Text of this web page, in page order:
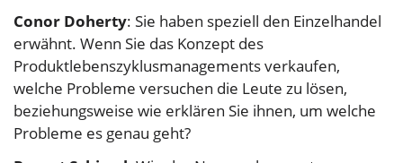
Conor Doherty: Sie haben speziell den Einzelhandel
erwähnt. Wenn Sie das Konzept des
Produktlebenszyklusmanagements verkaufen,
welche Probleme versuchen die Leute zu lösen,
beziehungsweise wie erklären Sie ihnen, um welche
Probleme es genau geht?